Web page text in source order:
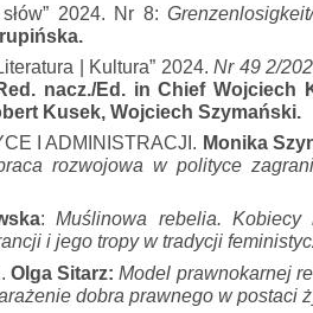
słów” 2024. Nr 8:
| Kultura” 2024.Nr 49 2/
nacz./Ed. in Chief Wojciech
Kusek, Wojciech Szymański.
I ADMINISTRACJI. Monika
rozwojowa w polityce
:Muślinowa rebelia. Kobiecy
i jego tropy w tradycji
Olga Sitarz: Model prawnokarnej
dobra prawnego w postaci